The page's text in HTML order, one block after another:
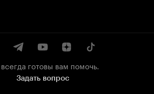
готовы вам помочь.
Задать вопрос